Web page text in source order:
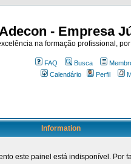
- Empresa
na formação profissional,
FAQ Busca
Calendário
Perfil
Information
este painel está indisponível. Por